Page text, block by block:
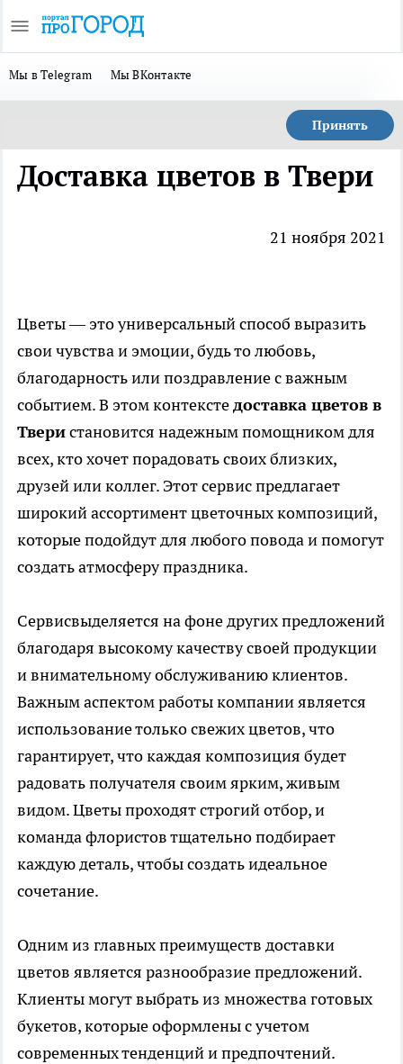
Мы в Telegram Мы ВКонтакте
Принять
Доставка цветов в Твери
21 ноября 2021
Цветы — это универсальный способ выразить
свои чувства и эмоции, будь то любовь,
благодарность или поздравление с важным
событием. В этом контекстедоставка цветов в
Тверистановится надежным помощником для
всех, кто хочет порадовать своих близких,
друзей или коллег. Этот сервис предлагает
широкий ассортимент цветочных композиций,
которые подойдут для любого повода и помогут
создать атмосферу праздника.
Сервисвыделяется на фоне других предложений
благодаря высокому качеству своей продукции
и внимательному обслуживанию клиентов.
Важным аспектом работы компании является
использование только свежих цветов, что
гарантирует, что каждая композиция будет
радовать получателя своим ярким, живым
видом. Цветы проходят строгий отбор, и
команда флористов тщательно подбирает
каждую деталь, чтобы создать идеальное
сочетание.
Одним из главных преимуществ доставки
цветов является разнообразие предложений.
Клиенты могут выбрать из множества готовых
букетов, которые оформлены с учетом
современных тенденций и предпочтений.